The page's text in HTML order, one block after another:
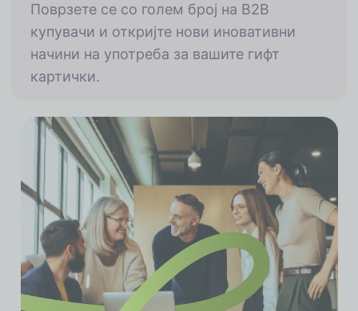
Поврзете се со голем број на B2B
купувачи и откријте нови иновативни
начини на употреба за вашите гифт
картички.